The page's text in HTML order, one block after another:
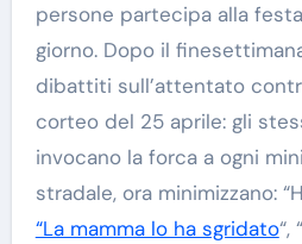
persone partecipa alla
giorno. Dopo il
dibattiti sull’attentato
corteo del 25 aprile: gli
invocano la forca a ogni
stradale, ora minimizzano:
“La mamma lo ha sgridato“,